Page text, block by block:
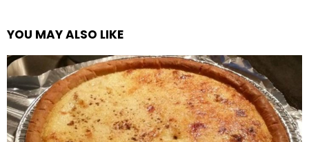
YOU MAY ALSO LIKE